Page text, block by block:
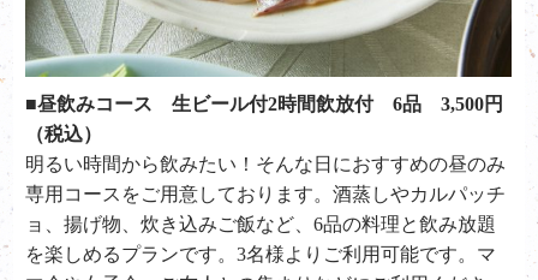
■昼飲みコース 生ビール付2時間飲放付 6品 3,500円
（税込）
明るい時間から飲みたい！そんな日におすすめの昼のみ
専用コースをご用意しております。酒蒸しやカルパッチ
ョ、揚げ物、炊き込みご飯など、6品の料理と飲み放題
を楽しめるプランです。3名様よりご利用可能です。マ